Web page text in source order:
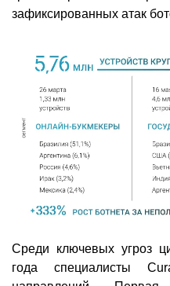
зафиксированных атак
Среди ключевых угроз
года специалисты